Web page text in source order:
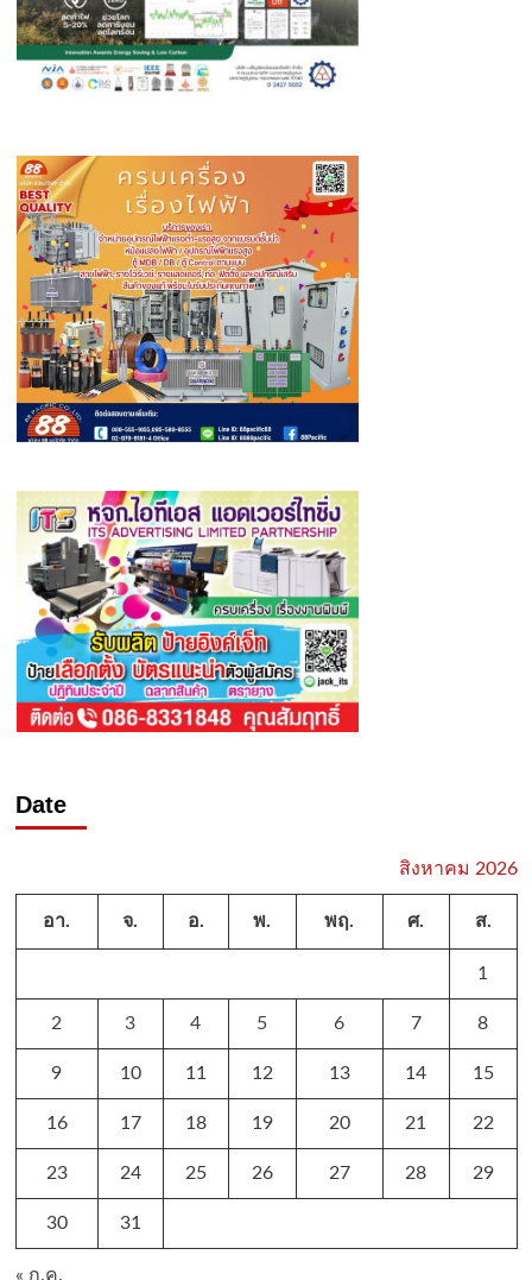
Date
สิงหาคม 2026
อา. จ. อ. พ. พฤ. ศ. ส.
1
2 3 4 5 6 7 8
9 10 11 12 13 14 15
16 17 18 19 20 21 22
23 24 25 26 27 28 29
30 31
« ก.ค.